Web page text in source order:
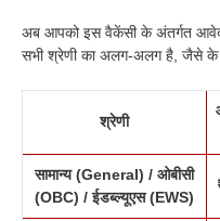
अब आपको इस वैकेंसी के अंतर्गत
सभी श्रेणी का अलग-अलग है, जैसे के
श्रेणी
सामान्य (General) / ओबीसी
(OBC) / ईडब्ल्यूएस (EWS)